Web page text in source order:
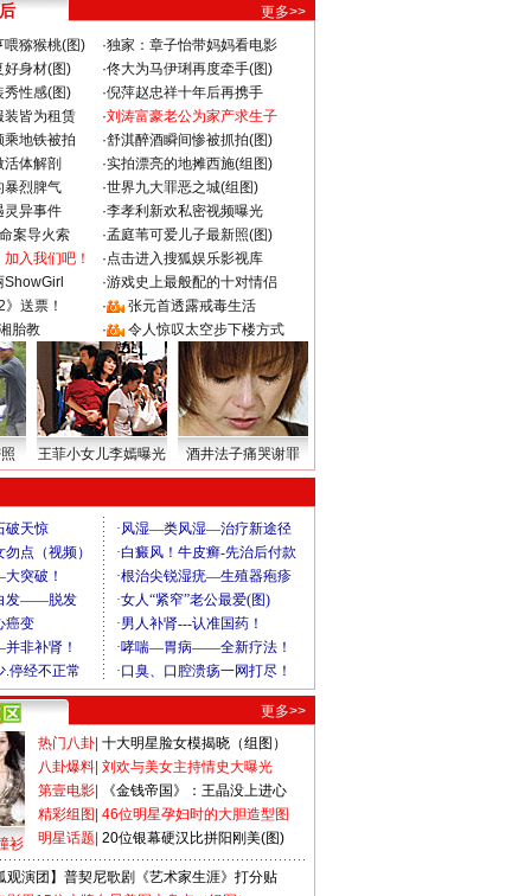
更多>>
喂猕猴桃(图)
·独家：章子怡带妈妈看电影
好身材(图)
·佟大为马伊琍再度牵手(图)
秀性感(图)
·倪萍赵忠祥十年后再携手
装皆为租赁
·刘涛富豪老公为家产求生子
乘地铁被拍
·舒淇醉酒瞬间惨被抓拍(图)
体解剖
·实拍漂亮的地摊西施(组图)
暴烈脾气
·世界九大罪恶之城(组图)
灵异事件
·李孝利新欢私密视频曝光
案导火索
·孟庭苇可爱儿子最新照(图)
入我们吧！
·点击进入搜狐娱乐影视库
·游戏史上最般配的十对情侣
送票！
·
张元首透露戒毒生活
胎教
· 令人惊叹太空步下楼方式
王菲小女儿李嫣曝光 酒井法子痛哭谢罪
更多>>
衫
热门八卦 十大明星脸女模揭晓（组图）
八卦爆料 刘欢与美女主持情史大曝光
第壹电影
《金钱帝国》：王晶没上进心
精彩组图 46位明星孕妇时的大胆造型图
明星话题 20位银幕硬汉比拼阳刚美(图)
观演团】普契尼歌剧《艺术家生涯》打分贴